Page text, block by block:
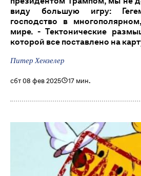
виду большую игру:
господство в
мире. - Тектонические
которой все поставлено на
Питер Хензелер
сбт 08 фев 2025 17 мин.